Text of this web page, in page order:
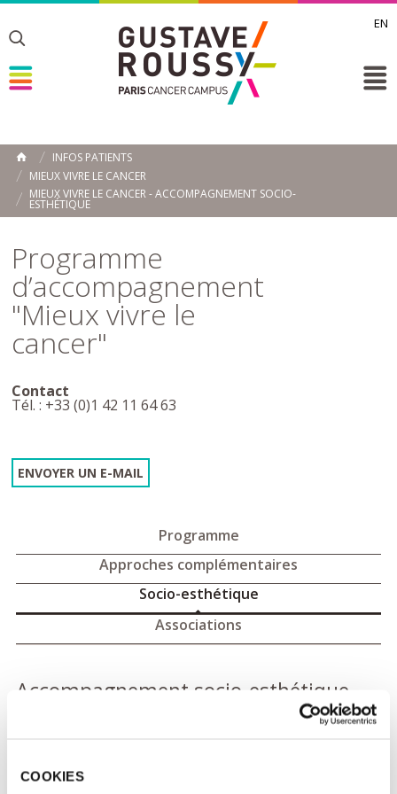
COOKIES
EN
Toggle
Toggle
Toggle
ACCUEIL
INFOS PATIENTS
MIEUX VIVRE LE CANCER
MIEUX VIVRE LE CANCER - ACCOMPAGNEMENT SOCIO-
ESTHÉTIQUE
Programme
d’accompagnement
"Mieux vivre le
cancer"
Contact
Tél. : +33 (0)1 42 11 64 63
ENVOYER UN E-MAIL
Programme
Approches complémentaires
Socio-esthétique
Associations
Accompagnement socio-esthétique
Prendre soin de soi pendant la maladie et les traitements n’est
vous avez la possibilité d’être accompagné par différents
professionnels. Les soins esthétiques influent sur l’état